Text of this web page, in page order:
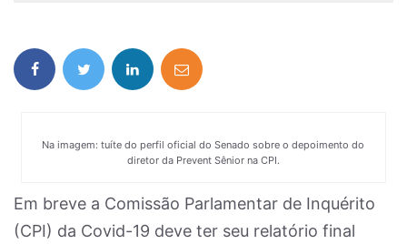
Na imagem: tuíte do perfil oficial do Senado sobre o depoimento do
diretor da Prevent Sênior na CPI.
Em breve a Comissão Parlamentar de Inquérito
(CPI) da Covid-19 deve ter seu relatório final